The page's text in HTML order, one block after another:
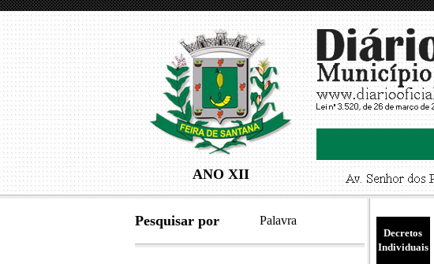
ANO XII
Pesquisar por Palavra
Decretos
Individuais